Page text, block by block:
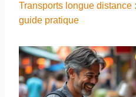
Transports longue distance
guide pratique